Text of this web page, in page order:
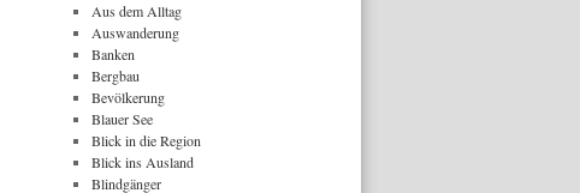
Aus dem Alltag
Auswanderung
Banken
Bergbau
Bevölkerung
Blauer See
Blick in die Region
Blick ins Ausland
Blindgänger